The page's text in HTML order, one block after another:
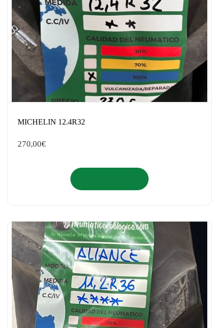
MICHELIN 12.4R32
270,00€